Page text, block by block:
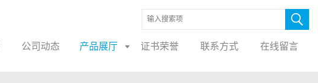
公司动态 产品展厅 证书荣誉 联系方式 在线留言